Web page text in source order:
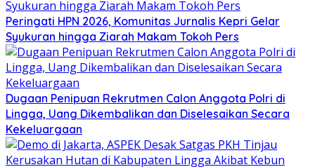
Peringati HPN 2026, Komunitas Jurnalis Kepri Gelar
Syukuran hingga Ziarah Makam Tokoh Pers
Dugaan Penipuan Rekrutmen Calon Anggota Polri di
Lingga, Uang Dikembalikan dan Diselesaikan Secara
Kekeluargaan